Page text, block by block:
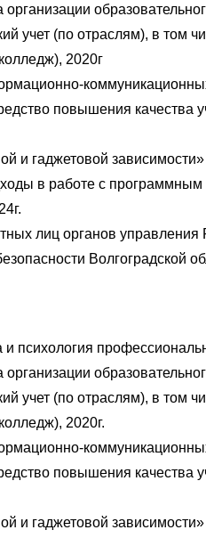
учет (по отраслям), в том
2020г
повышения
и гаджетовой
в работе с программным
лиц органов
Волгоградской
и психология
учет (по отраслям), в том
2020г.
повышения
и гаджетовой